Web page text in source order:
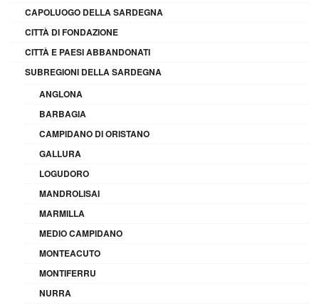
CAPOLUOGO DELLA SARDEGNA
CITTÀ DI FONDAZIONE
CITTÀ E PAESI ABBANDONATI
SUBREGIONI DELLA SARDEGNA
ANGLONA
BARBAGIA
CAMPIDANO DI ORISTANO
GALLURA
LOGUDORO
MANDROLISAI
MARMILLA
MEDIO CAMPIDANO
MONTEACUTO
MONTIFERRU
NURRA